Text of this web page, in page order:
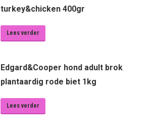
turkey&chicken 400gr
Lees verder
Edgard&Cooper hond adult brok
plantaardig rode biet 1kg
Lees verder